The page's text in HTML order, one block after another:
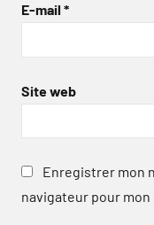
E-mail *
Site web
Enregistrer mon
navigateur pour